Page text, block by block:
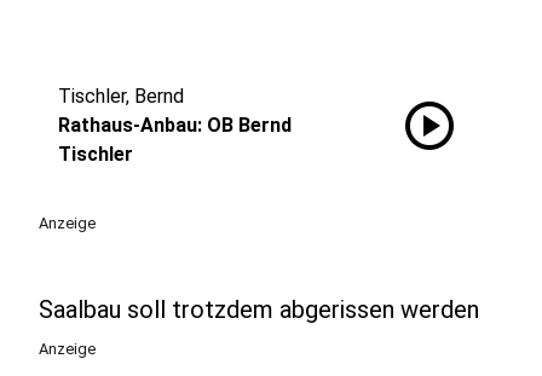
Tischler, Bernd
Rathaus-Anbau: OB Bernd
Tischler
play_circle
Anzeige
Saalbau soll trotzdem abgerissen werden
Anzeige